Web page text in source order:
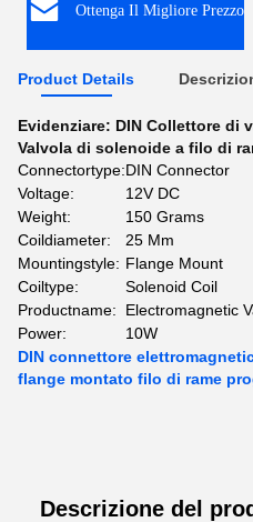
Ottenga Il Migliore Prezzo
Product Details
Evidenziare: DIN Collettore di
Valvola di solenoide a filo di
Connectortype:DIN Connector
Voltage:
12V DC
Weight:
150 Grams
Coildiameter:
25 Mm
Mountingstyle: Flange Mount
Coiltype:
Solenoid Coil
Productname:
Electromagnetic
Power:
10W
DIN connettore
flange montato filo di rame
Descrizione del